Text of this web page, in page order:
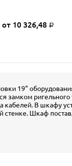
от 10 326,48 Р
19"
В шкафу
стенке. Шкаф